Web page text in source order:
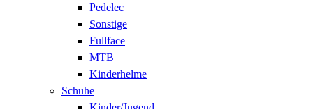
Pedelec
Sonstige
Fullface
MTB
Kinderhelme
Schuhe